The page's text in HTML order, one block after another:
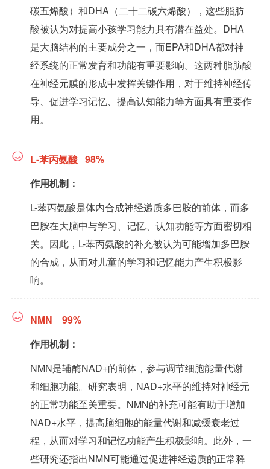
碳五烯酸）和DHA（二十二碳六烯酸），这些脂肪
酸被认为对提高小孩学习能力具有潜在益处。DHA
是大脑结构的主要成分之一，而EPA和DHA都对神
经系统的正常发育和功能有重要影响。这两种脂肪酸
在神经元膜的形成中发挥关键作用，对于维持神经传
导、促进学习记忆、提高认知能力等方面具有重要作
用。
L-苯丙氨酸 98%
作用机制：
L-苯丙氨酸是体内合成神经递质多巴胺的前体，而多
巴胺在大脑中与学习、记忆、认知功能等方面密切相
关。因此，L-苯丙氨酸的补充被认为可能增加多巴胺
的合成，从而对儿童的学习和记忆能力产生积极影
响。
NMN 99%
作用机制：
NMN是辅酶NAD+的前体，参与调节细胞能量代谢
和细胞功能。研究表明，NAD+水平的维持对神经元
的正常功能至关重要。NMN的补充可能有助于增加
NAD+水平，提高脑细胞的能量代谢和减缓衰老过
程，从而对学习和记忆功能产生积极影响。此外，一
些研究还指出NMN可能通过促进神经递质的正常释